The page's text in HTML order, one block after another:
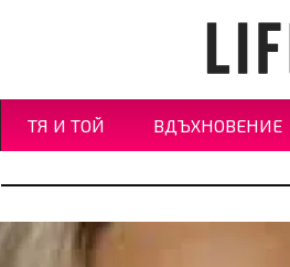
ТЯ И ТОЙ ВДЪХНОВЕНИЕ